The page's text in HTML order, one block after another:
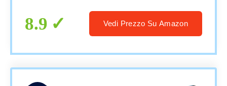
8.9 Vedi Prezzo Su Amazon